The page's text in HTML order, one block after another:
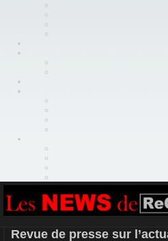
Revue de presse sur